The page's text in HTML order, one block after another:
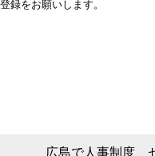
録をお願いします。
広島で人事制度、